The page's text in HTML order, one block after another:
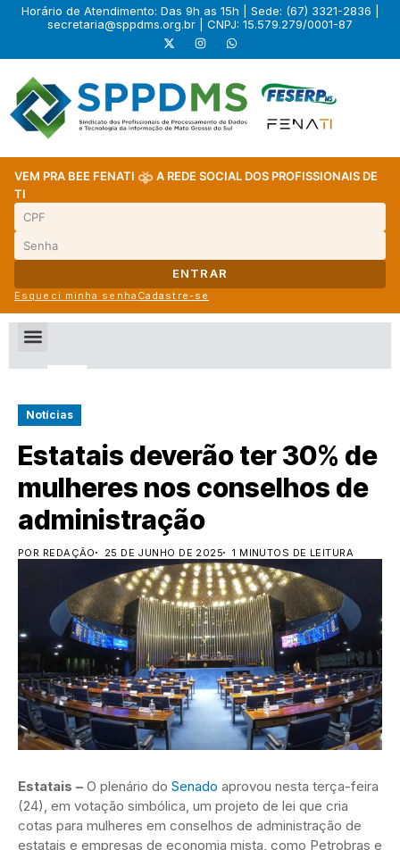
Horário de Atendimento: Das 9h as 15h | Sede: (67) 3321-2836 |
secretaria@sppdms.org.br | CNPJ: 15.579.279/0001-87
VEM PRA BEE FENATI
A REDE SOCIAL DOS PROFISSIONAIS DE
TI
ENTRAR
Esqueci minha senha Cadastre-se
Notícias
Estatais deverão ter 30% de
mulheres nos conselhos de
administração
POR REDAÇÃO 25 DE JUNHO DE 2025 1 MINUTOS DE LEITURA
Estatais – O plenário do Senado aprovou nesta terça-feira
(24), em votação simbólica, um projeto de lei que cria
cotas para mulheres em conselhos de administração de
estatais e empresas de economia mista, como Petrobras e